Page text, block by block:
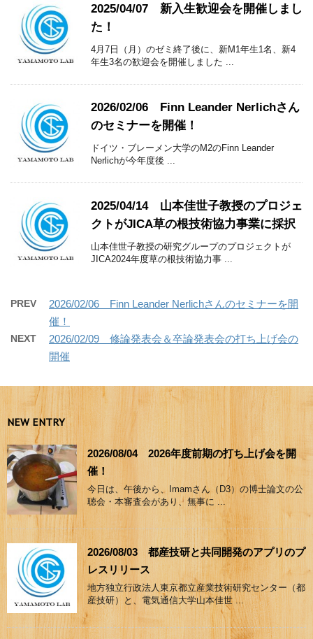
2025/04/07 新入生歓迎会を開催しまし
た！
4月7日（月）のゼミ終了後に、新M1年生1名、新4
年生3名の歓迎会を開催しました ...
2026/02/06 Finn Leander Nerlichさん
のセミナーを開催！
ドイツ・ブレーメン大学のM2のFinn Leander
Nerlichが今年度後 ...
2025/04/14 山本佳世子教授のプロジェ
クトがJICA草の根技術協力事業に採択
山本佳世子教授の研究グループのプロジェクトが
JICA2024年度草の根技術協力事 ...
PREV
2026/02/06 Finn Leander Nerlichさんのセミナーを開
催！
NEXT
2026/02/09 修論発表会＆卒論発表会の打ち上げ会の
開催
NEW ENTRY
2026/08/04 2026年度前期の打ち上げ会を開
催！
今日は、午後から、Imamさん（D3）の博士論文の公
聴会・本審査会があり、無事に ...
2026/08/03 都産技研と共同開発のアプリのプ
レスリリース
地方独立行政法人東京都立産業技術研究センター（都
産技研）と、電気通信大学山本佳世 ...